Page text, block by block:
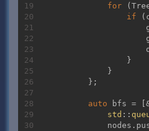
for
if
                }
            }
        };
auto bfs =
std ::